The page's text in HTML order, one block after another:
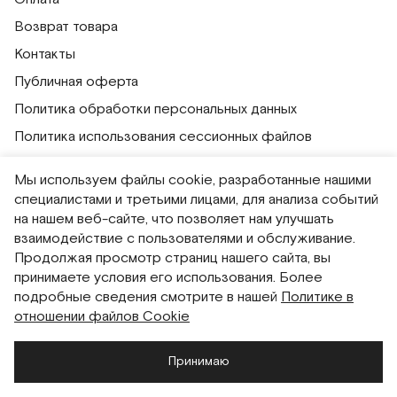
Возврат товара
Контакты
Публичная оферта
Политика обработки персональных данных
Политика использования сессионных файлов
Согласие на обработку персональных данных
Система привилегий
Русский English
Мы используем файлы cookie, разработанные нашими
специалистами и третьими лицами, для анализа событий
на нашем веб-сайте, что позволяет нам улучшать
взаимодействие с пользователями и обслуживание.
Продолжая просмотр страниц нашего сайта, вы
принимаете условия его использования. Более
подробные сведения смотрите в нашей Политике в
отношении файлов Cookie
Принимаю